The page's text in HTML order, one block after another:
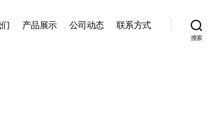
产品展示 公司动态 联系方式
搜索